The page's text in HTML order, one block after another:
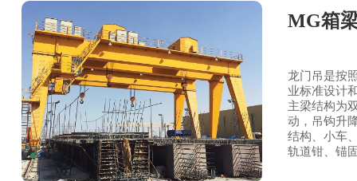
MG箱
龙门吊是按
业标准设计
主梁结构为
动，吊钩升
结构、小车
轨道钳、锚